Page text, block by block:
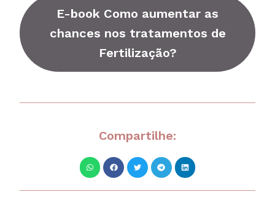
E-book Como aumentar as
chances nos tratamentos de
Fertilização?
Compartilhe: